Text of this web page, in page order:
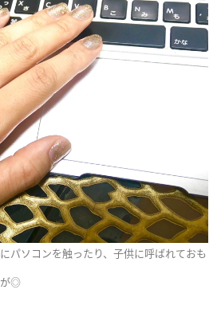
パソコンを触ったり、子供に呼ばれておも
が◎